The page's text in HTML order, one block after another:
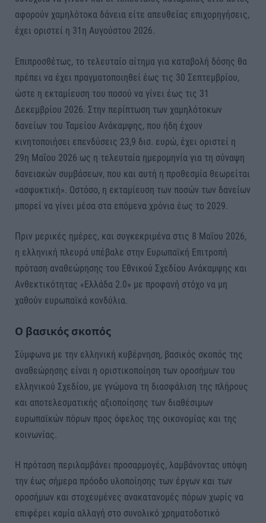
αφορούν χαμηλότοκα δάνεια είτε απευθείας επιχορηγήσεις,
έχει οριστεί η 31η Αυγούστου 2026.
Επιπροσθέτως, το τελευταίο αίτημα για καταβολή δόσης θα
πρέπει να έχει πραγματοποιηθεί έως τις 30 Σεπτεμβρίου,
ώστε η εκταμίευση του ποσού να γίνει έως τις 31
Δεκεμβρίου 2026. Στην περίπτωση των χαμηλότοκων
δανείων του Ταμείου Ανάκαμψης, που ήδη έχουν
κινητοποιήσει επενδύσεις 23,9 δισ. ευρώ, έχει οριστεί η
29η Μαΐου 2026 ως η τελευταία ημερομηνία για τη σύναψη
δανειακών συμβάσεων, που και αυτή η προθεσμία θεωρείται
«ασφυκτική». Ωστόσο, η εκταμίευση των ποσών των δανείων
μπορεί να γίνει μέσα στα επόμενα χρόνια έως το 2029.
Πριν μερικές ημέρες, και συγκεκριμένα στις 8 Μαΐου 2026,
η ελληνική πλευρά υπέβαλε στην Ευρωπαϊκή Επιτροπή
πρόταση αναθεώρησης του Εθνικού Σχεδίου Ανάκαμψης και
Ανθεκτικότητας «Ελλάδα 2.0» με προφανή στόχο να μη
χαθούν ευρωπαϊκά κονδύλια.
Ο βασικός σκοπός
Σύμφωνα με την ελληνική κυβέρνηση, βασικός σκοπός της
αναθεώρησης είναι η οριστικοποίηση των οροσήμων του
ελληνικού Σχεδίου, με γνώμονα τη διασφάλιση της πλήρους
και αποτελεσματικής αξιοποίησης των διαθέσιμων
ευρωπαϊκών πόρων προς όφελος της οικονομίας και της
κοινωνίας.
Η πρόταση περιλαμβάνει προσαρμογές, λαμβάνοντας υπόψη
την έως σήμερα πρόοδο υλοποίησης των έργων και των
οροσήμων και στοχευμένες ανακατανομές πόρων χωρίς να
επιφέρει καμία αλλαγή στο συνολικό χρηματοδοτικό